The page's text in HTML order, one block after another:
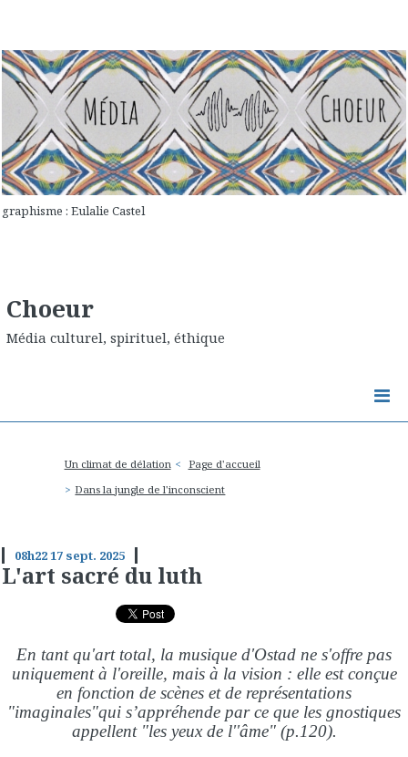
graphisme : Eulalie Castel
Choeur
Média culturel, spirituel, éthique
Un climat de délation
Page d'accueil
Dans la jungle de l'inconscient
08h2217 sept. 2025
L'art sacré du luth
En tant qu'art total, la musique d'Ostad ne s'offre pas
uniquement à l'oreille, mais à la vision : elle est conçue
en fonction de scènes et de représentations
"imaginales"qui s’appréhende par ce que les gnostiques
appellent "les yeux de l''âme" (p.120).